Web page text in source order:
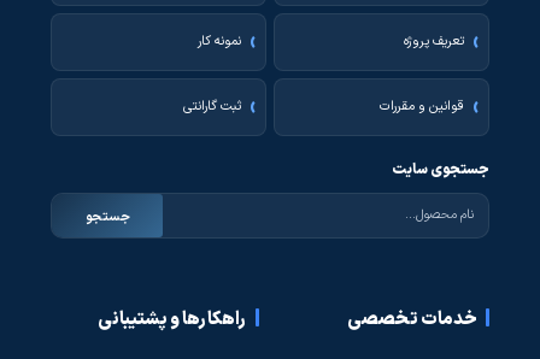
تعریف پروژه نمونه کار
قوانین و مقررات ثبت گارانتی
جستجوی سایت
جستجو
خدمات تخصصی راهکارها و پشتیبانی